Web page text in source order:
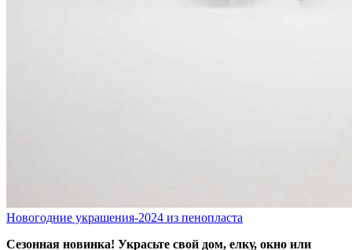
Новогодние украшения-2024 из пенопласта
Сезонная новинка! Украсьте свой дом, елку, окно или